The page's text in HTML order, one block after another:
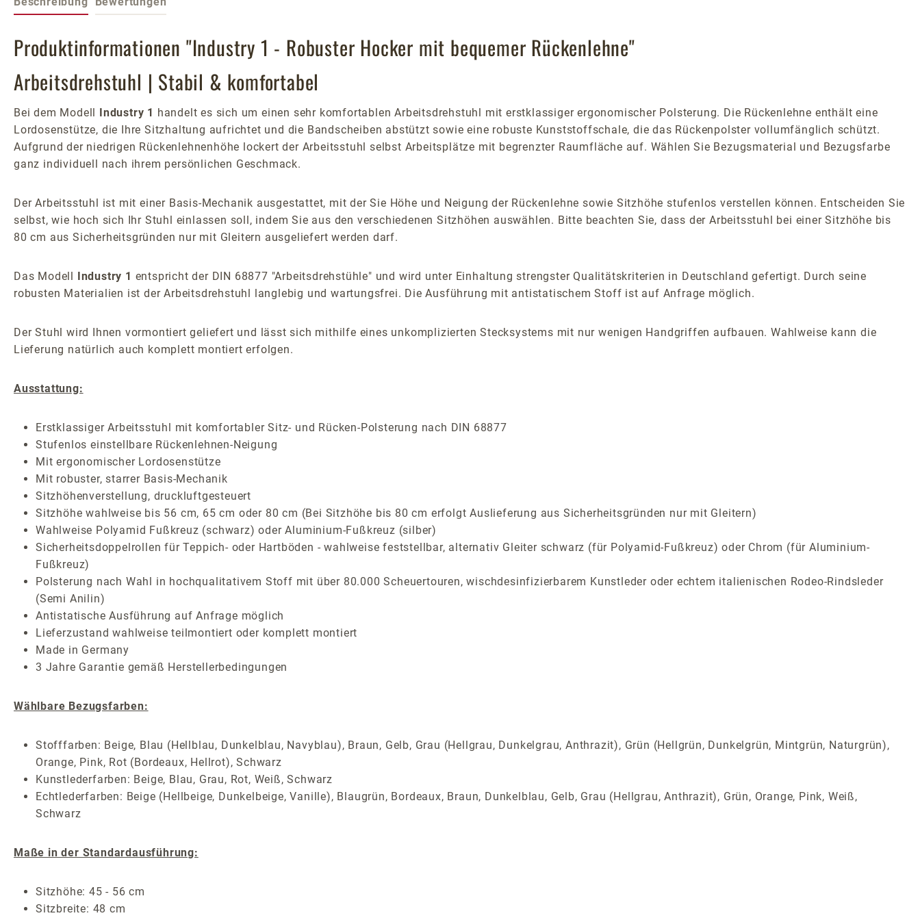
Produktinformationen "Industry 1 - Robuster Hocker mit bequemer Rückenlehne"
Arbeitsdrehstuhl | Stabil & komfortabel
Bei dem Modell Industry 1 handelt es sich um einen sehr komfortablen Arbeitsdrehstuhl mit erstklassiger ergonomischer Polsterung. Die Rückenlehne enthält eine
Lordosenstütze, die Ihre Sitzhaltung aufrichtet und die Bandscheiben abstützt sowie eine robuste Kunststoffschale, die das Rückenpolster vollumfänglich schützt.
Aufgrund der niedrigen Rückenlehnenhöhe lockert der Arbeitsstuhl selbst Arbeitsplätze mit begrenzter Raumfläche auf. Wählen Sie Bezugsmaterial und Bezugsfarbe
ganz individuell nach ihrem persönlichen Geschmack.
Der Arbeitsstuhl ist mit einer Basis-Mechanik ausgestattet, mit der Sie Höhe und Neigung der Rückenlehne sowie Sitzhöhe stufenlos verstellen können. Entscheiden Sie
selbst, wie hoch sich Ihr Stuhl einlassen soll, indem Sie aus den verschiedenen Sitzhöhen auswählen. Bitte beachten Sie, dass der Arbeitsstuhl bei einer Sitzhöhe bis
80 cm aus Sicherheitsgründen nur mit Gleitern ausgeliefert werden darf.
Das Modell Industry 1 entspricht der DIN 68877 "Arbeitsdrehstühle" und wird unter Einhaltung strengster Qualitätskriterien in Deutschland gefertigt. Durch seine
robusten Materialien ist der Arbeitsdrehstuhl langlebig und wartungsfrei. Die Ausführung mit antistatischem Stoff ist auf Anfrage möglich.
Der Stuhl wird Ihnen vormontiert geliefert und lässt sich mithilfe eines unkomplizierten Stecksystems mit nur wenigen Handgriffen aufbauen. Wahlweise kann die
Lieferung natürlich auch komplett montiert erfolgen.
Ausstattung:
Erstklassiger Arbeitsstuhl mit komfortabler Sitz- und Rücken-Polsterung nach DIN 68877
Stufenlos einstellbare Rückenlehnen-Neigung
Mit ergonomischer Lordosenstütze
Mit robuster, starrer Basis-Mechanik
Sitzhöhenverstellung, druckluftgesteuert
Sitzhöhe wahlweise bis 56 cm, 65 cm oder 80 cm (Bei Sitzhöhe bis 80 cm erfolgt Auslieferung aus Sicherheitsgründen nur mit Gleitern)
Wahlweise Polyamid Fußkreuz (schwarz) oder Aluminium-Fußkreuz (silber)
Sicherheitsdoppelrollen für Teppich- oder Hartböden - wahlweise feststellbar, alternativ Gleiter schwarz (für Polyamid-Fußkreuz) oder Chrom (für Aluminium-
Fußkreuz)
Polsterung nach Wahl in hochqualitativem Stoff mit über 80.000 Scheuertouren, wischdesinfizierbarem Kunstleder oder echtem italienischen Rodeo-Rindsleder
(Semi Anilin)
Antistatische Ausführung auf Anfrage möglich
Lieferzustand wahlweise teilmontiert oder komplett montiert
Made in Germany
3 Jahre Garantie gemäß Herstellerbedingungen
Wählbare Bezugsfarben:
Stofffarben: Beige, Blau (Hellblau, Dunkelblau, Navyblau), Braun, Gelb, Grau (Hellgrau, Dunkelgrau, Anthrazit), Grün (Hellgrün, Dunkelgrün, Mintgrün, Naturgrün),
Orange, Pink, Rot (Bordeaux, Hellrot), Schwarz
Kunstlederfarben: Beige, Blau, Grau, Rot, Weiß, Schwarz
Echtlederfarben: Beige (Hellbeige, Dunkelbeige, Vanille), Blaugrün, Bordeaux, Braun, Dunkelblau, Gelb, Grau (Hellgrau, Anthrazit), Grün, Orange, Pink, Weiß,
Schwarz
Maße in der Standardausführung:
Sitzhöhe: 45 - 56 cm
Sitzbreite: 48 cm